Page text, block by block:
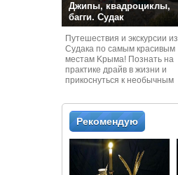
Джипы, квадроциклы,
багги. Судак
Путешествия и экскурcии из
Судaка по самым красивым
местам Kрыма! Познать на
практике драйв в жизни и
прикоснуться к необычным
Рекомендую